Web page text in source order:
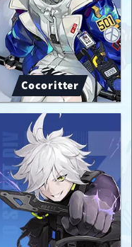
Cocoritter